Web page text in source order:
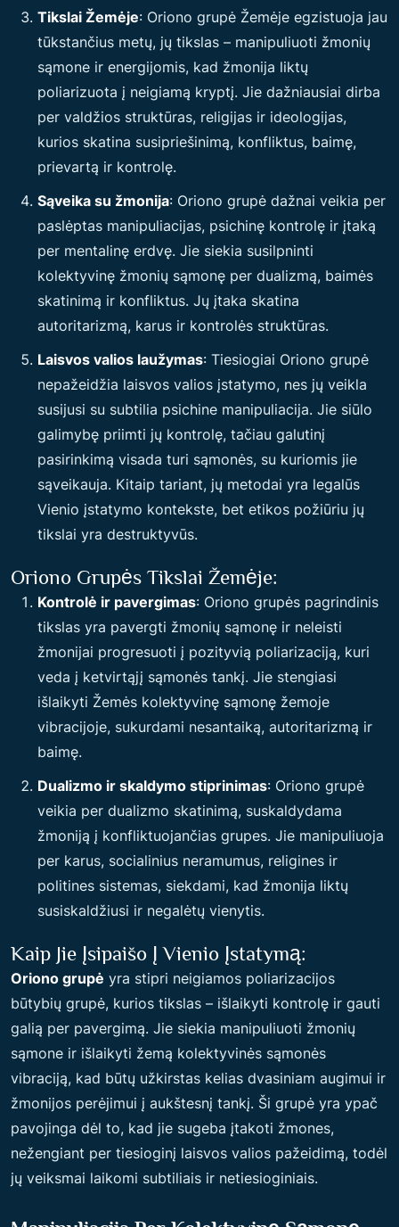
Tikslai Žemėje: Oriono grupė Žemėje egzistuoja jau
tūkstančius metų, jų tikslas – manipuliuoti žmonių
sąmone ir energijomis, kad žmonija liktų
poliarizuota į neigiamą kryptį. Jie dažniausiai dirba
per valdžios struktūras, religijas ir ideologijas,
kurios skatina susipriešinimą, konfliktus, baimę,
prievartą ir kontrolę.
Sąveika su žmonija: Oriono grupė dažnai veikia per
paslėptas manipuliacijas, psichinę kontrolę ir įtaką
per mentalinę erdvę. Jie siekia susilpninti
kolektyvinę žmonių sąmonę per dualizmą, baimės
skatinimą ir konfliktus. Jų įtaka skatina
autoritarizmą, karus ir kontrolės struktūras.
Laisvos valios laužymas: Tiesiogiai Oriono grupė
nepažeidžia laisvos valios įstatymo, nes jų veikla
susijusi su subtilia psichine manipuliacija. Jie siūlo
galimybę priimti jų kontrolę, tačiau galutinį
pasirinkimą visada turi sąmonės, su kuriomis jie
sąveikauja. Kitaip tariant, jų metodai yra legalūs
Vienio įstatymo kontekste, bet etikos požiūriu jų
tikslai yra destruktyvūs.
Oriono Grupės Tikslai Žemėje:
Kontrolė ir pavergimas: Oriono grupės pagrindinis
tikslas yra pavergti žmonių sąmonę ir neleisti
žmonijai progresuoti į pozityvią poliarizaciją, kuri
veda į ketvirtąjį sąmonės tankį. Jie stengiasi
išlaikyti Žemės kolektyvinę sąmonę žemoje
vibracijoje, sukurdami nesantaiką, autoritarizmą ir
baimę.
Dualizmo ir skaldymo stiprinimas: Oriono grupė
veikia per dualizmo skatinimą, suskaldydama
žmoniją į konfliktuojančias grupes. Jie manipuliuoja
per karus, socialinius neramumus, religines ir
politines sistemas, siekdami, kad žmonija liktų
susiskaldžiusi ir negalėtų vienytis.
Kaip Jie Įsipaišo Į Vienio Įstatymą:
Oriono grupė yra stipri neigiamos poliarizacijos
būtybių grupė, kurios tikslas – išlaikyti kontrolę ir gauti
galią per pavergimą. Jie siekia manipuliuoti žmonių
sąmone ir išlaikyti žemą kolektyvinės sąmonės
vibraciją, kad būtų užkirstas kelias dvasiniam augimui ir
žmonijos perėjimui į aukštesnį tankį. Ši grupė yra ypač
pavojinga dėl to, kad jie sugeba įtakoti žmones,
nežengiant per tiesioginį laisvos valios pažeidimą, todėl
jų veiksmai laikomi subtiliais ir netiesioginiais.